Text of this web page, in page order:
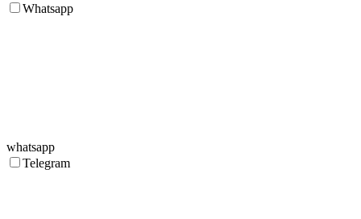
Whatsapp
whatsapp
Telegram